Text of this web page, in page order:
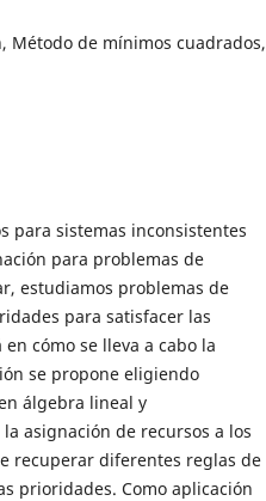
Método de mínimos cuadrados,
para sistemas inconsistentes
para problemas de
estudiamos problemas de
para satisfacer las
cómo se lleva a cabo la
se propone eligiendo
álgebra lineal y
asignación de recursos a los
recuperar diferentes reglas de
prioridades. Como aplicación